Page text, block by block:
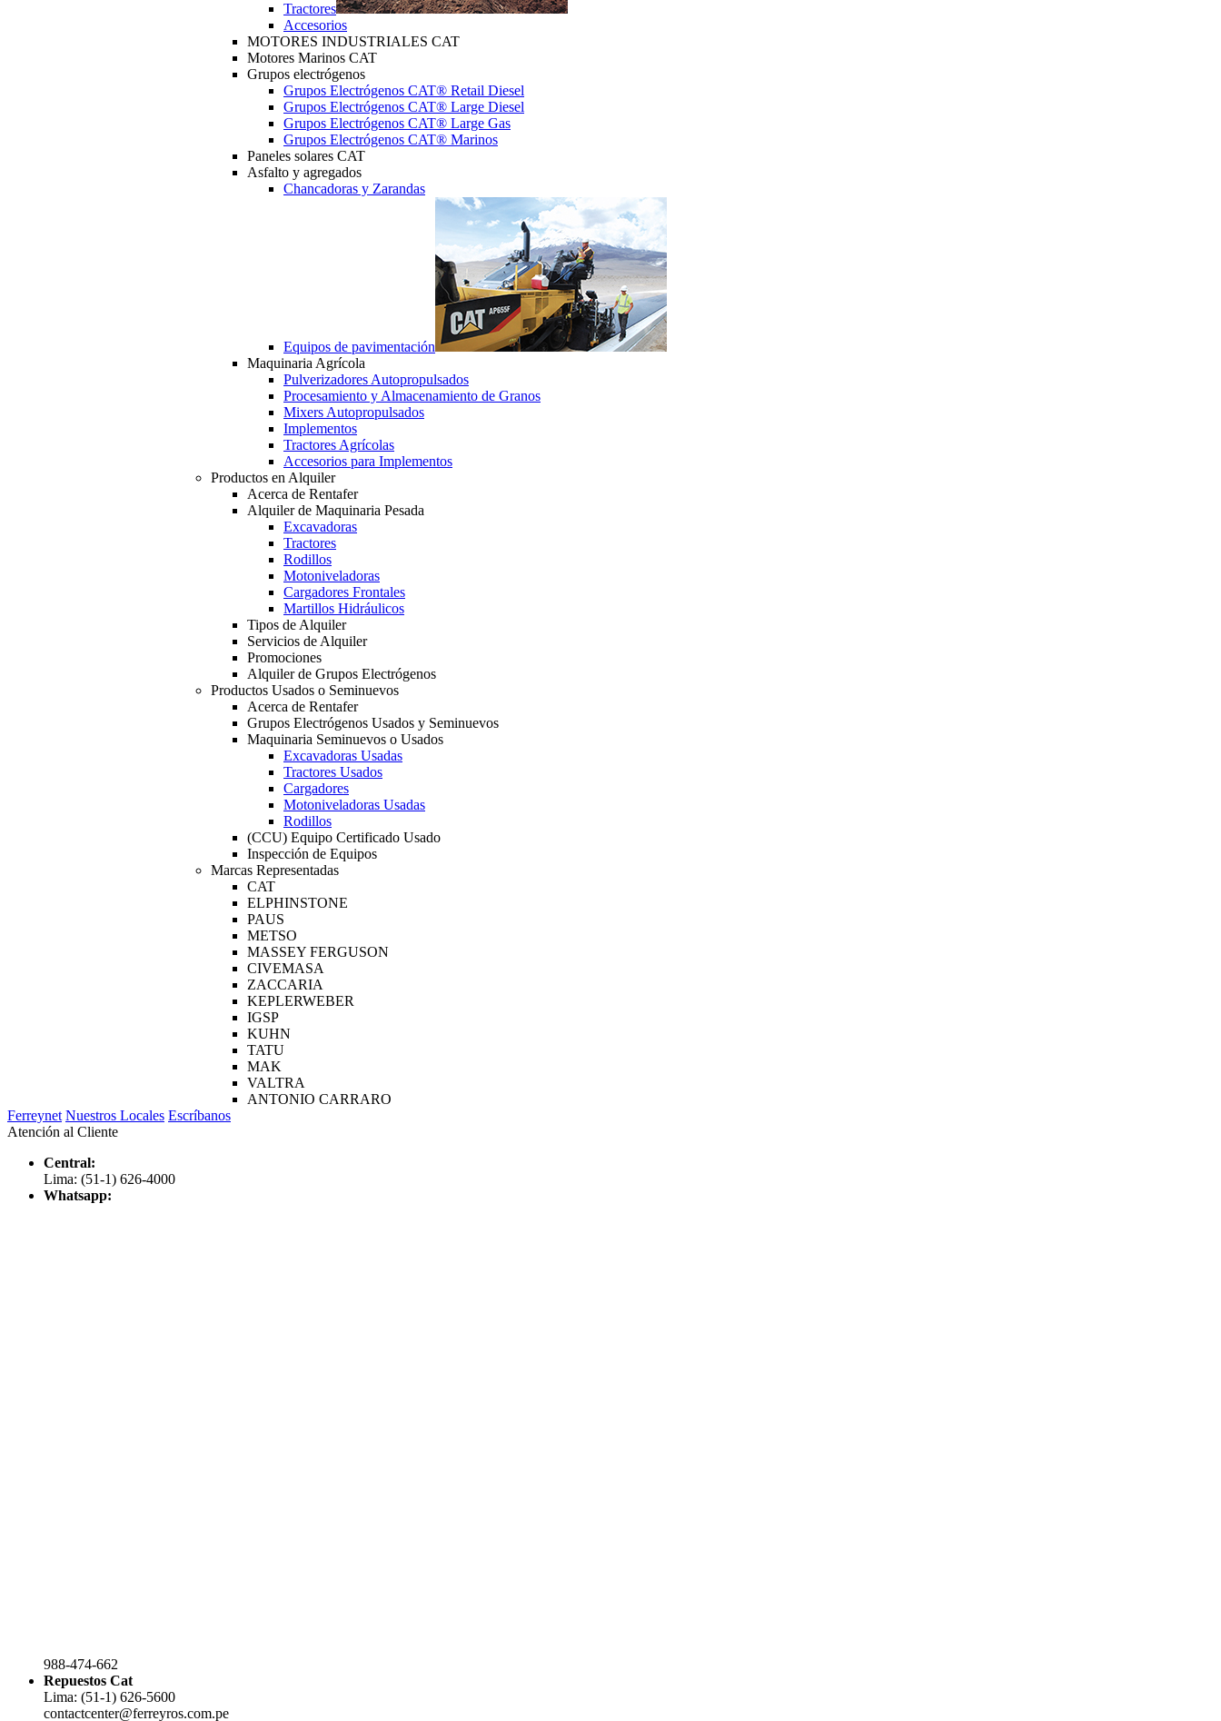
Tractores
Accesorios
MOTORES INDUSTRIALES CAT
Motores Marinos CAT
Grupos electrógenos
Grupos Electrógenos CAT® Retail Diesel
Grupos Electrógenos CAT® Large Diesel
Grupos Electrógenos CAT® Large Gas
Grupos Electrógenos CAT® Marinos
Paneles solares CAT
Asfalto y agregados
Chancadoras y Zarandas
Equipos de pavimentación
Maquinaria Agrícola
Pulverizadores Autopropulsados
Procesamiento y Almacenamiento de Granos
Mixers Autopropulsados
Implementos
Tractores Agrícolas
Accesorios para Implementos
Productos en Alquiler
Acerca de Rentafer
Alquiler de Maquinaria Pesada
Excavadoras
Tractores
Rodillos
Motoniveladoras
Cargadores Frontales
Martillos Hidráulicos
Tipos de Alquiler
Servicios de Alquiler
Promociones
Alquiler de Grupos Electrógenos
Productos Usados o Seminuevos
Acerca de Rentafer
Grupos Electrógenos Usados y Seminuevos
Maquinaria Seminuevos o Usados
Excavadoras Usadas
Tractores Usados
Cargadores
Motoniveladoras Usadas
Rodillos
(CCU) Equipo Certificado Usado
Inspección de Equipos
Marcas Representadas
CAT
ELPHINSTONE
PAUS
METSO
MASSEY FERGUSON
CIVEMASA
ZACCARIA
KEPLERWEBER
IGSP
KUHN
TATU
MAK
VALTRA
ANTONIO CARRARO
Ferreynet Nuestros Locales Escríbanos
Atención al Cliente
Central:
Lima: (51-1) 626-4000
Whatsapp:
988-474-662
Repuestos Cat
Lima: (51-1) 626-5600
contactcenter@ferreyros.com.pe